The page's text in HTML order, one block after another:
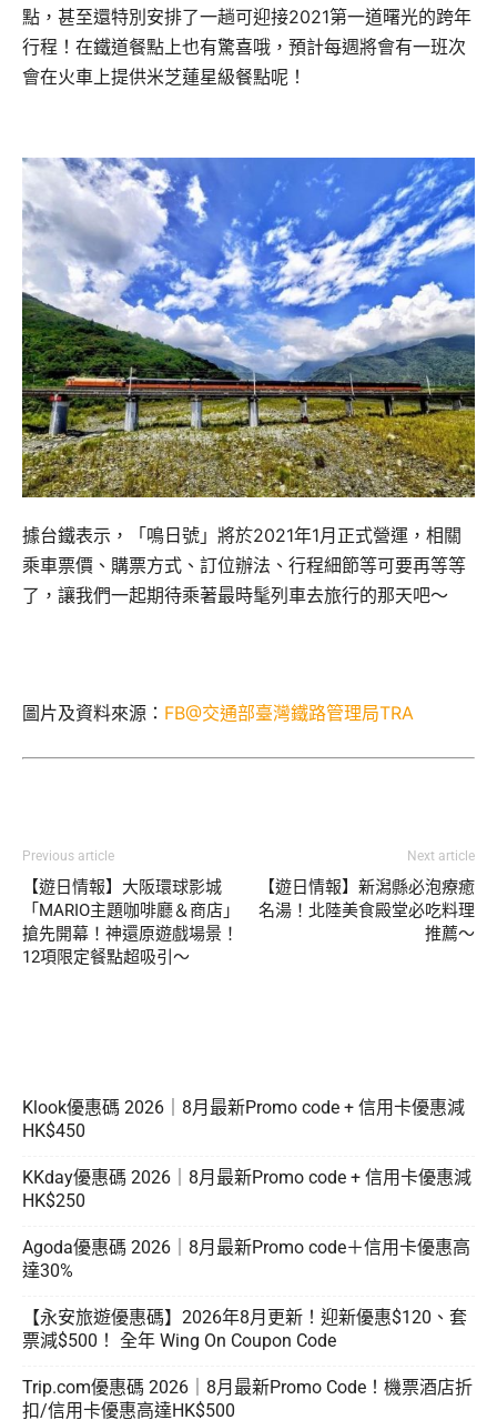
點，甚至還特別安排了一趟可迎接2021第一道曙光的跨年
行程！在鐵道餐點上也有驚喜哦，預計每週將會有一班次
會在火車上提供米芝蓮星級餐點呢！
據台鐵表示，「鳴日號」將於2021年1月正式營運，相關
乘車票價、購票方式、訂位辦法、行程細節等可要再等等
了，讓我們一起期待乘著最時髦列車去旅行的那天吧～
圖片及資料來源： FB@交通部臺灣鐵路管理局TRA
Previous article
【遊日情報】大阪環球影城
「MARIO主題咖啡廳＆商店」
搶先開幕！神還原遊戲場景！
12項限定餐點超吸引～
Next article
【遊日情報】新潟縣必泡療癒
名湯！北陸美食殿堂必吃料理
推薦～
Klook優惠碼 2026｜8月最新Promo code + 信用卡優惠減
HK$450
KKday優惠碼 2026｜8月最新Promo code + 信用卡優惠減
HK$250
Agoda優惠碼 2026｜8月最新Promo code＋信用卡優惠高
達30%
【永安旅遊優惠碼】2026年8月更新！迎新優惠$120、套
票減$500！ 全年 Wing On Coupon Code
Trip.com優惠碼 2026｜8月最新Promo Code！機票酒店折
扣/信用卡優惠高達HK$500